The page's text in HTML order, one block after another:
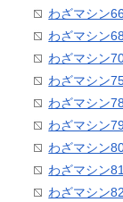
わざマシン66
わざマシン68
わざマシン
わざマシン
わざマシン78
わざマシン
わざマシン
わざマシン
わざマシン82